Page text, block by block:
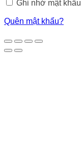
Ghi nhớ mật khẩu
Quên mật khẩu?